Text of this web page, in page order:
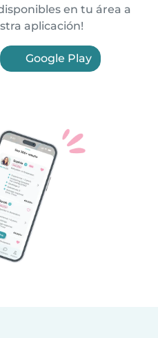
en tu área a
aplicación!
Google Play